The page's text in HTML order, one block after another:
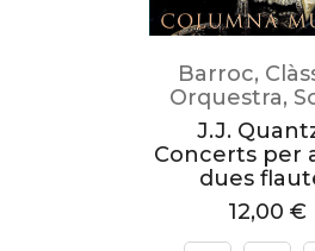
Barroc,
Orquestra,
J.J.
Concerts per
dues
12,00 €